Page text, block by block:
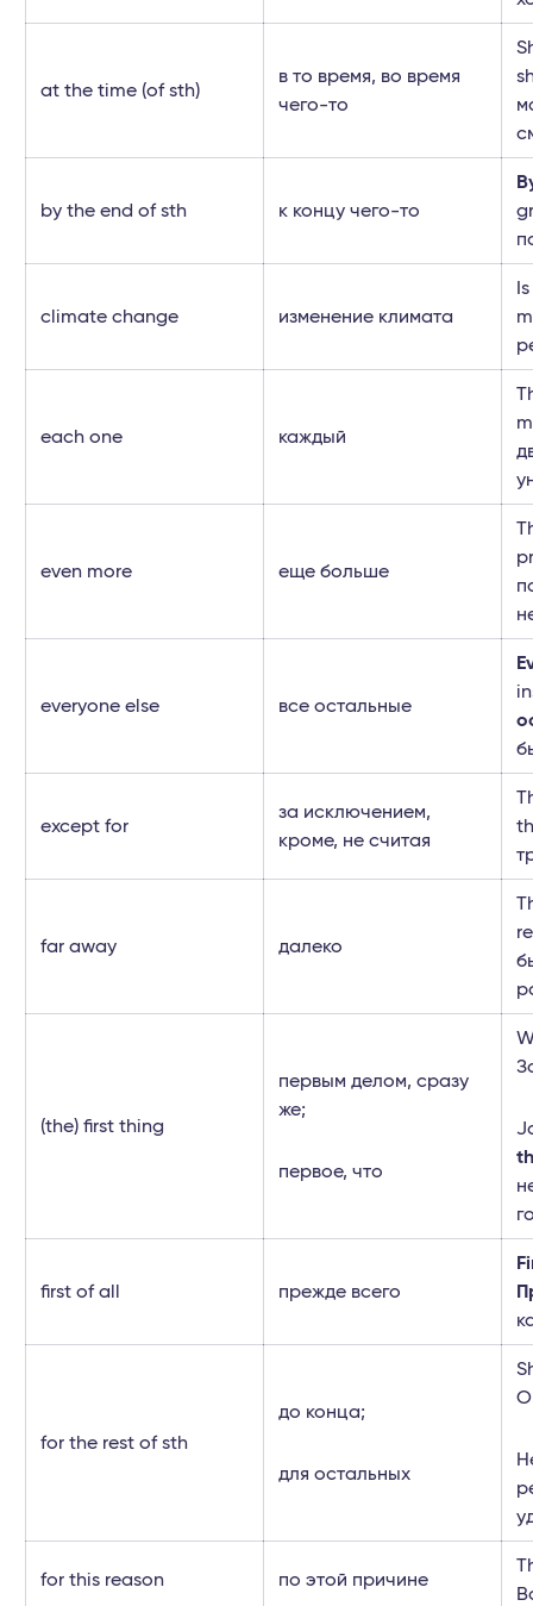
at the time (of sth)
в то время, во время
чего-то
by the end of sth к концу чего-то
climate change изменение климата
Is
each one каждый
even more еще больше
everyone else все остальные
except for
за исключением,
кроме, не считая
far away далеко
(the) first thing
первым делом, сразу
же;
первое, что
first of all прежде всего
for the rest of sth
до конца;
для остальных
for this reason по этой причине